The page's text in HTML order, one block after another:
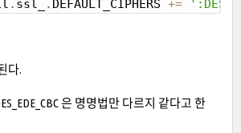
. ssl_ . DEFAULT_CIPHERS += ':DES-
Copy
다.
은 명명법만 다르지 같다고 한